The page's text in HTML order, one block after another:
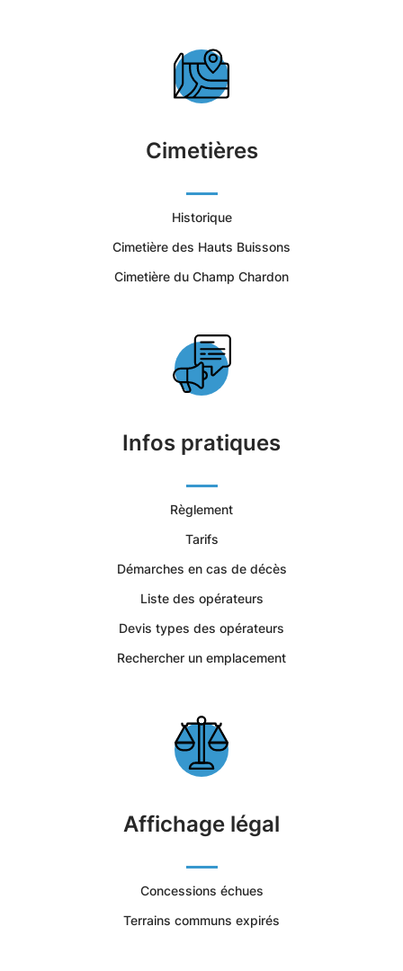
Seine
-
Portail
Citoyen
Ville
de
sur-
Seine
|
Services
Funéraires
et
Cimetières
Historique
Cimetière des Hauts Buissons
Cimetière du Champ Chardon
Infos pratiques
Règlement
Tarifs
Démarches en cas de décès
Liste des opérateurs
Devis types des opérateurs
Rechercher un emplacement
Affichage légal
Concessions échues
Terrains communs expirés